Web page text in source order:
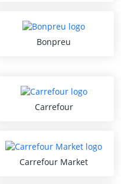
Bonpreu
Carrefour
Carrefour Market